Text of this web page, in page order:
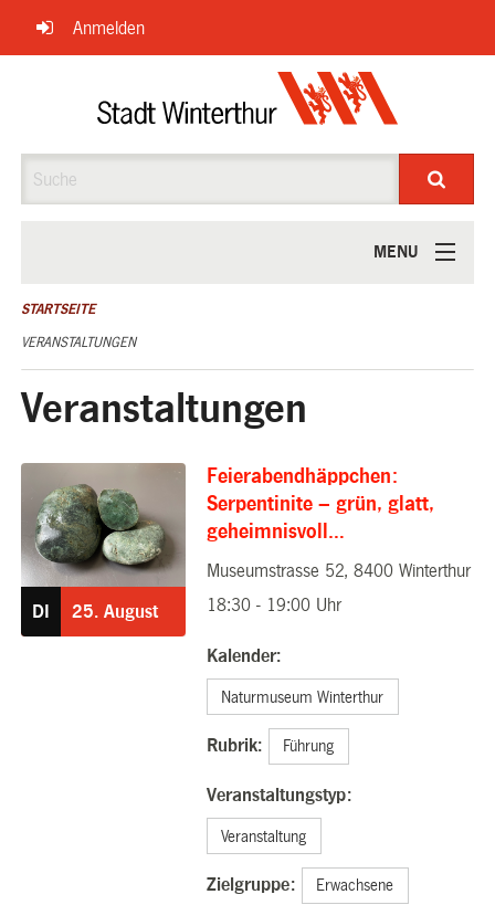
Navigation
überspringen
Anmelden
MENU
ÜBER UNS
STARTSEITE
VERANSTALTUNGEN
Veranstaltungen
DI 25. August
Feierabendhäppchen:
Serpentinite – grün, glatt,
geheimnisvoll…
Museumstrasse 52, 8400 Winterthur
18:30 - 19:00 Uhr
Kalender:
Naturmuseum Winterthur
Rubrik: Führung
Veranstaltungstyp:
Veranstaltung
Zielgruppe: Erwachsene